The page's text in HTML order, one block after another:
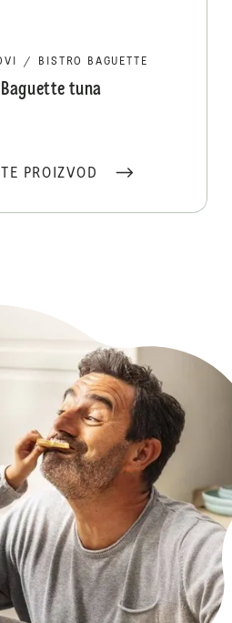
/ BISTRO BAGUETTE
tuna
PROIZVOD